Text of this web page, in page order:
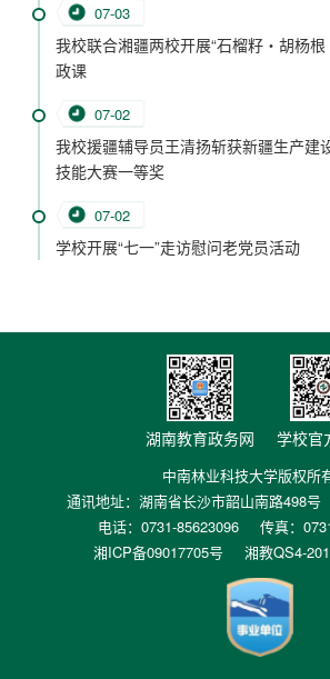
07-03
我校联合湘疆两校开展“石榴籽・胡杨
政课
07-02
我校援疆辅导员王清扬斩获新疆生产建
技能大赛一等奖
07-02
学校开展“七一”走访慰问老党员活动
湖南教育政务网 学校官
中南林业科技大学版权所
通讯地址：湖南省长沙市韶山南路498号
电话：0731-85623096
传真：
湘ICP备09017705号
湘教QS4-